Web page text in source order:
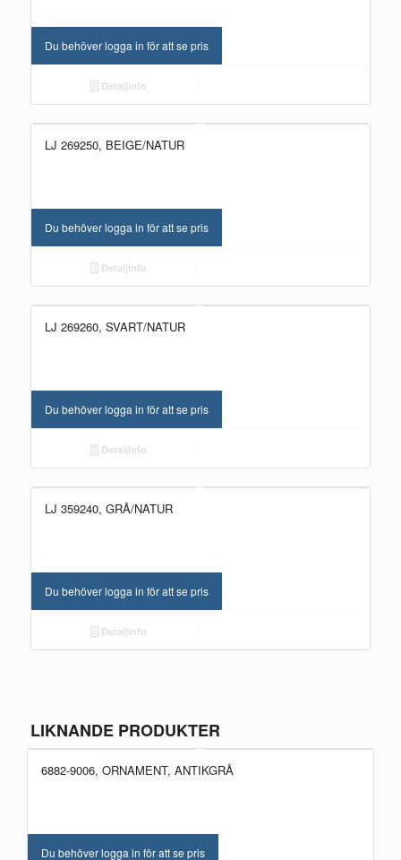
Du behöver logga in för att se pris
Detaljinfo
LJ 269250, BEIGE/NATUR
Du behöver logga in för att se pris
Detaljinfo
LJ 269260, SVART/NATUR
Du behöver logga in för att se pris
Detaljinfo
LJ 359240, GRÅ/NATUR
Du behöver logga in för att se pris
Detaljinfo
LIKNANDE PRODUKTER
6882-9006, ORNAMENT, ANTIKGRÅ
Du behöver logga in för att se pris